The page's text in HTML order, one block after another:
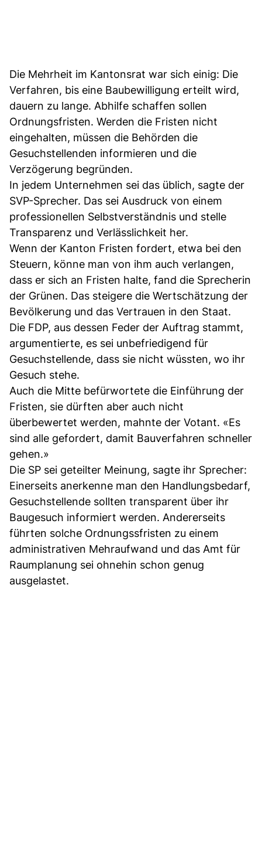
Die Mehrheit im Kantonsrat war sich einig: Die
Verfahren, bis eine Baubewilligung erteilt wird,
dauern zu lange. Abhilfe schaffen sollen
Ordnungsfristen. Werden die Fristen nicht
eingehalten, müssen die Behörden die
Gesuchstellenden informieren und die
Verzögerung begründen.
In jedem Unternehmen sei das üblich, sagte der
SVP-Sprecher. Das sei Ausdruck von einem
professionellen Selbstverständnis und stelle
Transparenz und Verlässlichkeit her.
Wenn der Kanton Fristen fordert, etwa bei den
Steuern, könne man von ihm auch verlangen,
dass er sich an Fristen halte, fand die Sprecherin
der Grünen. Das steigere die Wertschätzung der
Bevölkerung und das Vertrauen in den Staat.
Die FDP, aus dessen Feder der Auftrag stammt,
argumentierte, es sei unbefriedigend für
Gesuchstellende, dass sie nicht wüssten, wo ihr
Gesuch stehe.
Auch die Mitte befürwortete die Einführung der
Fristen, sie dürften aber auch nicht
überbewertet werden, mahnte der Votant. «Es
sind alle gefordert, damit Bauverfahren schneller
gehen.»
Die SP sei geteilter Meinung, sagte ihr Sprecher:
Einerseits anerkenne man den Handlungsbedarf,
Gesuchstellende sollten transparent über ihr
Baugesuch informiert werden. Andererseits
führten solche Ordnungssfristen zu einem
administrativen Mehraufwand und das Amt für
Raumplanung sei ohnehin schon genug
ausgelastet.